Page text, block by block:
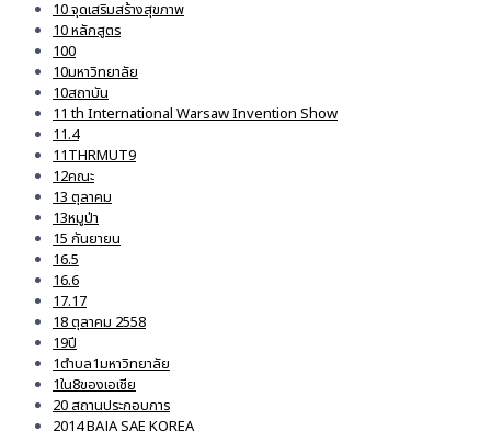
10 จุดเสริมสร้างสุขภาพ
10 หลักสูตร
100
10มหาวิทยาลัย
10สถาบัน
11 th International Warsaw Invention Show
11.4
11THRMUT9
12คณะ
13 ตุลาคม
13หมูป่า
15 กันยายน
16.5
16.6
17.17
18 ตุลาคม 2558
19ปี
1ตำบล1มหาวิทยาลัย
1ใน8ของเอเชีย
20 สถานประกอบการ
2014 BAJA SAE KOREA